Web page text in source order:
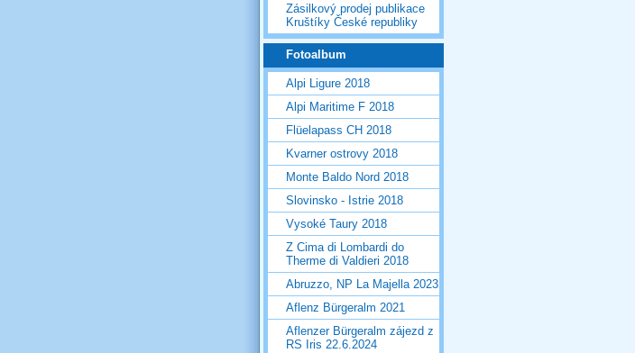
Zásilkový prodej publikace
Kruštíky České republiky
Fotoalbum
Alpi Ligure 2018
Alpi Maritime F 2018
Flüelapass CH 2018
Kvarner ostrovy 2018
Monte Baldo Nord 2018
Slovinsko - Istrie 2018
Vysoké Taury 2018
Z Cima di Lombardi do
Therme di Valdieri 2018
Abruzzo, NP La Majella 2023
Aflenz Bürgeralm 2021
Aflenzer Bürgeralm zájezd z
RS Iris 22.6.2024